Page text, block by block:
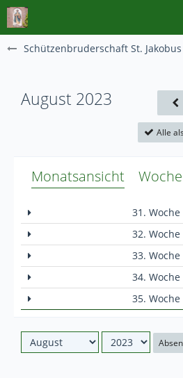
Schützenbruderschaft St.
August 2023
Alle
Monatsansicht
31. Woche
32. Woche
33. Woche
34. Woche
35. Woche